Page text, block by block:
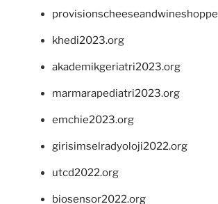
khedi2023.org
akademikgeriatri2023.org
marmarapediatri2023.org
emchie2023.org
girisimselradyoloji2022.org
utcd2022.org
biosensor2022.org